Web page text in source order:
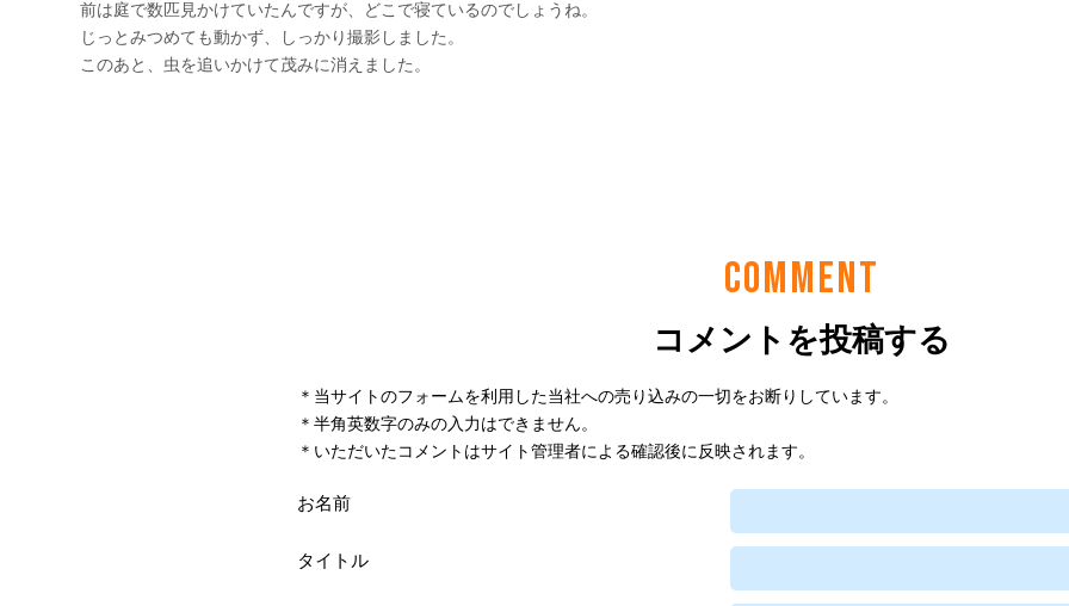
COMMENT
コメントを投稿する
＊当サイトのフォームを利用した当社への売り込みの一切をお断りしています。
＊半角英数字のみの入力はできません。
＊いただいたコメントはサイト管理者による確認後に反映されます。
お名前
タイトル